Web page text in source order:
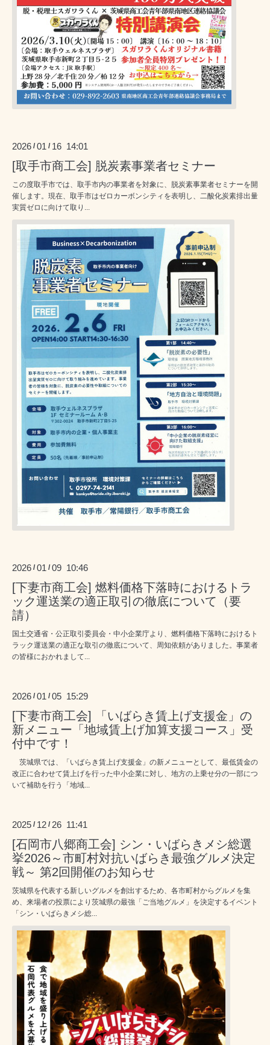
2026 /01 / 16 14:01
[取手市商工会] 脱炭素事業者セミナー
この度取手市では、取手市内の事業者を対象に、脱炭素事業者セミナーを開
催します。現在、取手市はゼロカーボンシティを表明し、二酸化炭素排出量
実質ゼロに向けて取り...
2026 /01 /09 10:46
[下妻市商工会] 燃料価格下落時におけるトラ
ック運送業の適正取引の徹底について（要
請）
国土交通省・公正取引委員会・中小企業庁より、燃料価格下落時におけるト
ラック運送業の適正な取引の徹底について、周知依頼がありました。事業者
の皆様におかれまして...
2026 /01 /05 15:29
[下妻市商工会] 「いばらき賃上げ支援金」の
新メニュー「地域賃上げ加算支援コース」受
付中です！
茨城県では、「いばらき賃上げ支援金」の新メニューとして、最低賃金の
改正に合わせて賃上げを行った中小企業に対し、地方の上乗せ分の一部につ
いて補助を行う「地域...
2025 / 12 / 26 11:41
[石岡市八郷商工会] シン・いばらきメシ総選
挙2026～市町村対抗いばらき最強グルメ決定
戦～ 第2回開催のお知らせ
茨城県を代表する新しいグルメを創出するため、各市町村からグルメを集
め、来場者の投票により茨城県の最強「ご当地グルメ」を決定するイベント
「シン・いばらきメシ総...